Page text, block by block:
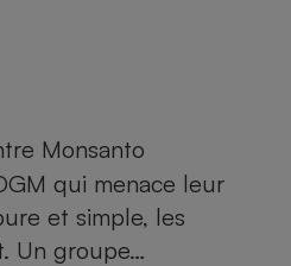
Monsanto
qui menace leur
et simple, les
Un groupe…